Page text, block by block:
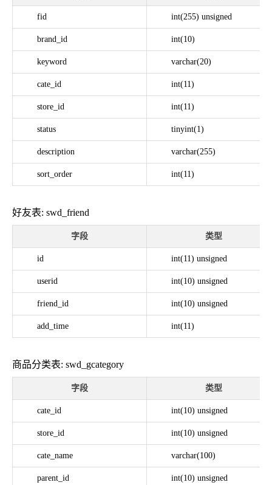
fid int(255) unsigned
brand_id int(10)
keyword varchar(20)
cate_id int(11)
store_id int(11)
status tinyint(1)
description varchar(255)
sort_order int(11)
好友表: swd_friend
字段 类型
id int(11) unsigned
userid int(10) unsigned
friend_id int(10) unsigned
add_time int(11)
商品分类表: swd_gcategory
字段 类型
cate_id int(10) unsigned
store_id int(10) unsigned
cate_name varchar(100)
parent_id int(10) unsigned